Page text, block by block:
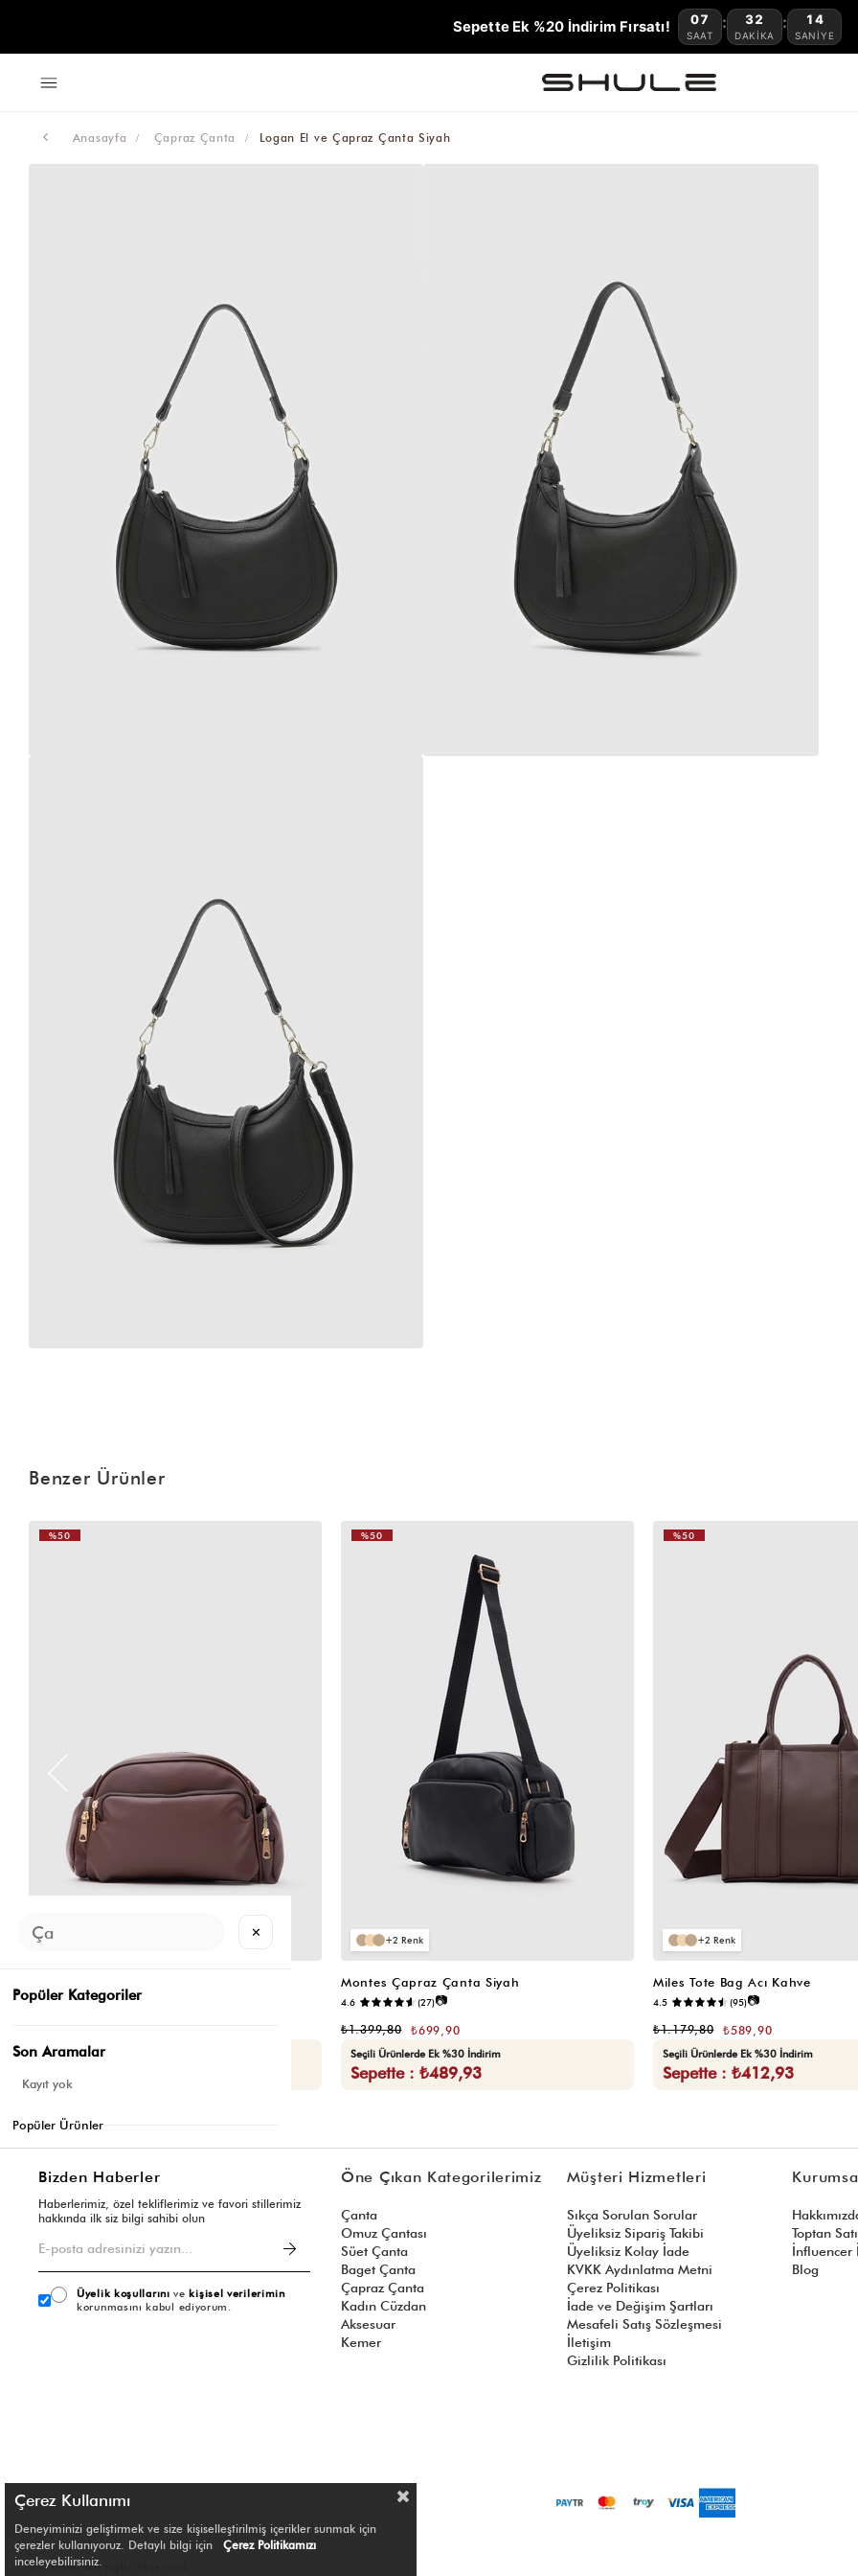
Sepette Ek %20 İndirim Fırsatı! 07
SAAT
: 32
DAKIKA
: 13
SANIYE
Anasayfa Çapraz Çanta Logan El ve Çapraz Çanta Siyah
Benzer Ürünler
4.5 (12)📷
Seçili Ürünlerde Ek %30 İndirim
%50
2
Montes Çapraz Çanta Siyah
4.6 (27)📷
₺699,90
₺1.399,80
Seçili Ürünlerde Ek %30 İndirim
Sepette : ₺489,93
%50
2
Miles Tote Bag Acı Kahve
4.5 (95)📷
₺589,90
₺1.179,80
Seçili Ürünlerde Ek %30 İndirim
Sepette : ₺412,93
%50
Bizden Haberler
Haberlerimiz, özel tekliflerimiz ve favori stillerimiz
hakkında ilk siz bilgi sahibi olun
Üyelik koşullarını vekişisel verilerimin
korunmasını kabul ediyorum.
Öne Çıkan Kategorilerimiz
Çanta
Omuz Çantası
Süet Çanta
Baget Çanta
Çapraz Çanta
Kadın Cüzdan
Aksesuar
Kemer
Müşteri Hizmetleri
Sıkça Sorulan Sorular
Üyeliksiz Sipariş Takibi
Üyeliksiz Kolay İade
KVKK Aydınlatma Metni
Çerez Politikası
İade ve Değişim Şartları
Mesafeli Satış Sözleşmesi
İletişim
Gizlilik Politikası
Toptan
İnfluencer
Blog
© Shule. All right reserved.
Çerez Kullanımı
Deneyiminizi geliştirmek ve size kişiselleştirilmiş içerikler sunmak için
çerezler kullanıyoruz. Detaylı bilgi için Çerez Politikamızı
inceleyebilirsiniz.
✕
Popüler Kategoriler
Son Aramalar
Kayıt yok
Popüler Ürünler